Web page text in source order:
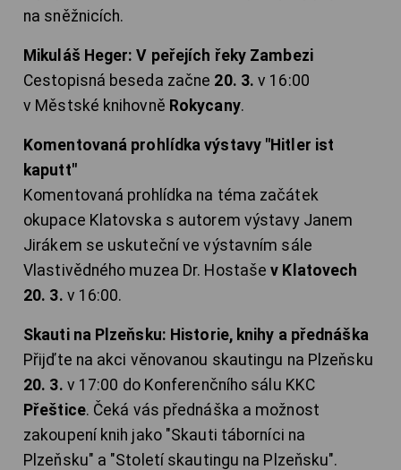
na sněžnicích.
Mikuláš Heger: V peřejích řeky Zambezi
Cestopisná beseda začne 20. 3. v 16:00
v Městské knihovně Rokycany.
Komentovaná prohlídka výstavy "Hitler ist
kaputt"
Komentovaná prohlídka na téma začátek
okupace Klatovska s autorem výstavy Janem
Jirákem se uskuteční ve výstavním sále
Vlastivědného muzea Dr. Hostašev Klatovech
20. 3. v 16:00.
Skauti na Plzeňsku: Historie, knihy a přednáška
Přijďte na akci věnovanou skautingu na Plzeňsku
20. 3. v 17:00 do Konferenčního sálu KKC
Přeštice. Čeká vás přednáška a možnost
zakoupení knih jako "Skauti táborníci na
Plzeňsku" a "Století skautingu na Plzeňsku".